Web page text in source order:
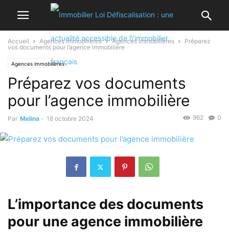
Accueil Agences immobilières Agences immobilières
Préparez
vos documents pour l’agence immobilière
Agences immobilières
Préparez vos documents
pour l’agence immobilière
Par Melina - 18 octobre 2024 0
962
L’importance des documents
pour une agence immobilière